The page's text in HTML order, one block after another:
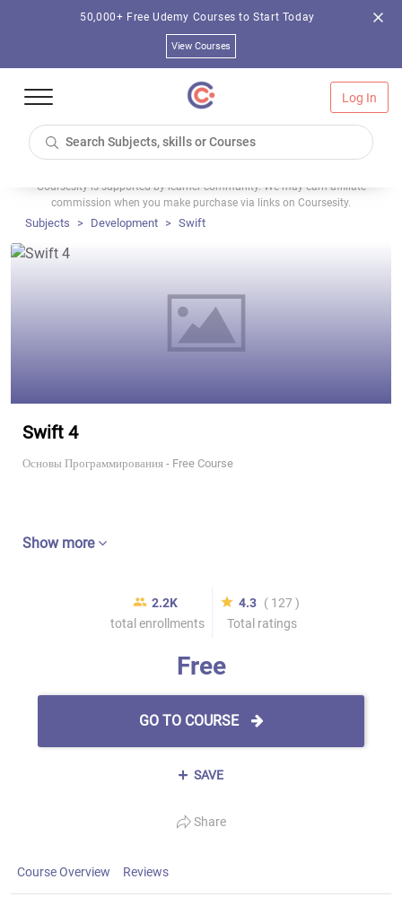
50,000+ Free Udemy Courses to Start Today
View Courses
Log In
Coursesity is supported by learner community. We may earn affiliate
commission when you make purchase via links on Coursesity.
Subjects Development Swift
Swift 4
Основы Программирования - Free Course
Show more
2.2K
total enrollments
4.3 ( 127 )
Total ratings
Free
GO TO COURSE
SAVE
Share
Course Overview Reviews